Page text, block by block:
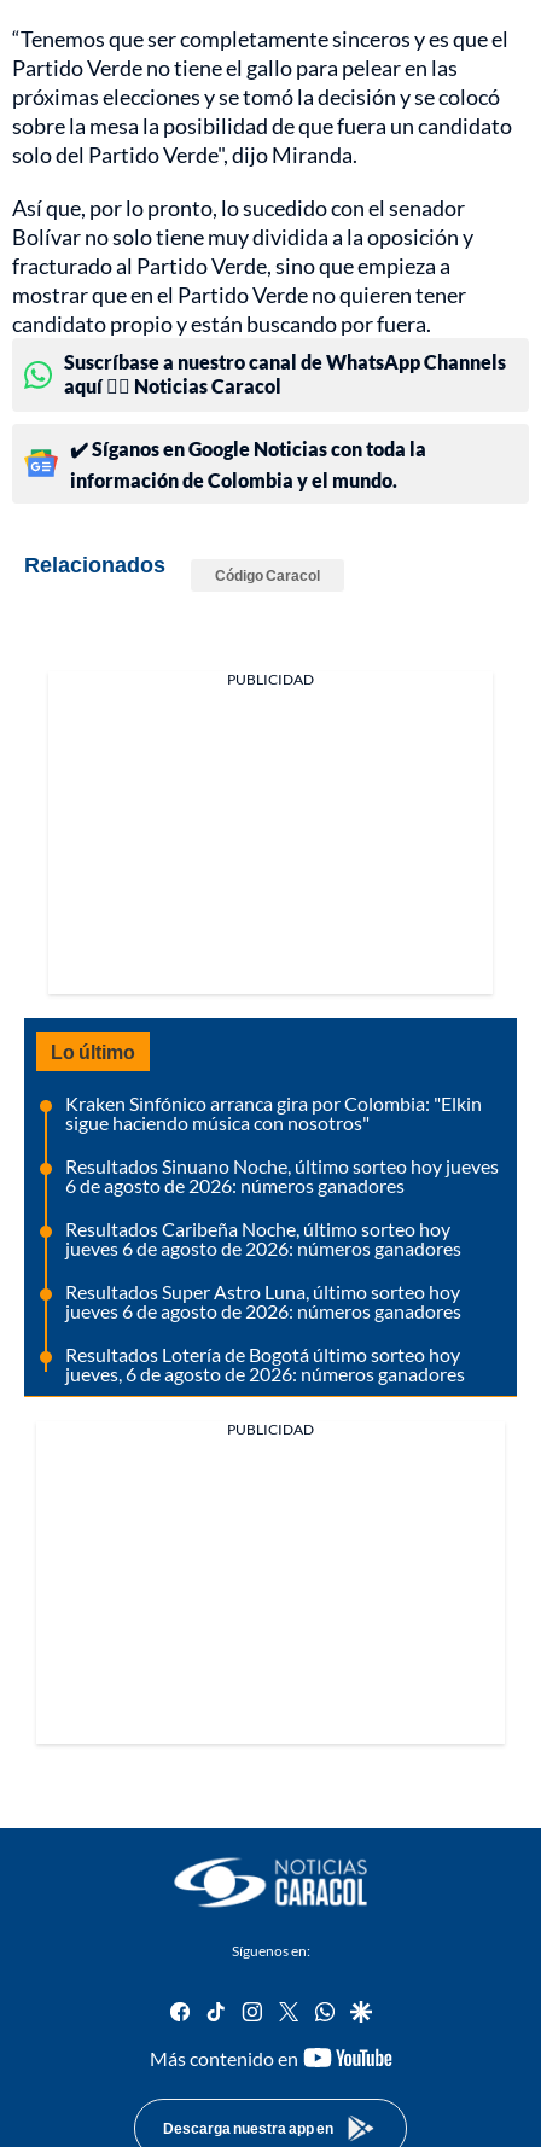
“Tenemos que ser completamente sinceros y es que el
Partido Verde no tiene el gallo para pelear en las
próximas elecciones y se tomó la decisión y se colocó
sobre la mesa la posibilidad de que fuera un candidato
solo del Partido Verde", dijo Miranda.
Así que, por lo pronto, lo sucedido con el senador
Bolívar no solo tiene muy dividida a la oposición y
fracturado al Partido Verde, sino que empieza a
mostrar que en el Partido Verde no quieren tener
candidato propio y están buscando por fuera.
Suscríbase a nuestro canal de WhatsApp Channels
aquí 👉🏻 Noticias Caracol
✔️ Síganos en Google Noticias con toda la
información de Colombia y el mundo.
Relacionados Código Caracol
PUBLICIDAD
Lo último
Kraken Sinfónico arranca gira por Colombia: "Elkin
sigue haciendo música con nosotros"
Resultados Sinuano Noche, último sorteo hoy jueves
6 de agosto de 2026: números ganadores
Resultados Caribeña Noche, último sorteo hoy
jueves 6 de agosto de 2026: números ganadores
Resultados Super Astro Luna, último sorteo hoy
jueves 6 de agosto de 2026: números ganadores
Resultados Lotería de Bogotá último sorteo hoy
jueves, 6 de agosto de 2026: números ganadores
PUBLICIDAD
Síguenos en:
facebook
tiktok instagram
twitterwhatsapp
google
Más contenido en
youtube-
Descarga nuestra app en